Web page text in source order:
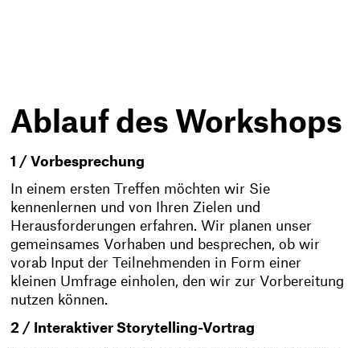
Ablauf des Workshops
1 / Vorbesprechung
In einem ersten Treffen möchten wir Sie
kennenlernen und von Ihren Zielen und
Herausforderungen erfahren. Wir planen unser
gemeinsames Vorhaben und besprechen, ob wir
vorab Input der Teilnehmenden in Form einer
kleinen Umfrage einholen, den wir zur Vorbereitung
nutzen können.
2 / Interaktiver Storytelling-Vortrag